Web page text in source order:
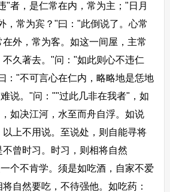
"者，是仁常在内，常为主；"日月
，常为宾？"曰："此倒说了。心常
外，常为客。如这一间屋，主常
久著去。"问："如此则心不违仁
："不可言心在仁内，略略地是恁地
说。"问：""过此几非在我者"，如
如决江河，水至而舟自浮。如说
上不用说。至说处，则自能寻将
不曾时习。时习，则相将自然
个不肯学。须是如吃酒，自家不爱
自然要吃，不待强他。如吃药：